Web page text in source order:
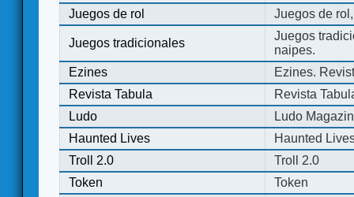
Juegos de rol
Juegos de
Juegos tradicionales
Juegos
naipes.
Ezines
Ezines.
Revista Tabula
Revista
Ludo
Ludo
Haunted Lives
Haunted
Troll 2.0
Troll 2.0
Token
Token